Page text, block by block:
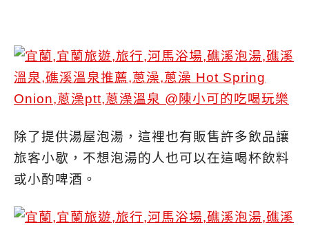
除了提供湯屋泡湯，這裡也有販售許多飲品讓
旅客小歇，不想泡湯的人也可以在這喝杯飲料
或小酌啤酒。